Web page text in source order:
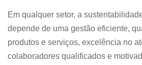
Em qualquer setor, a
depende de uma gestão eficiente,
produtos e serviços, excelência no
colaboradores qualificados e